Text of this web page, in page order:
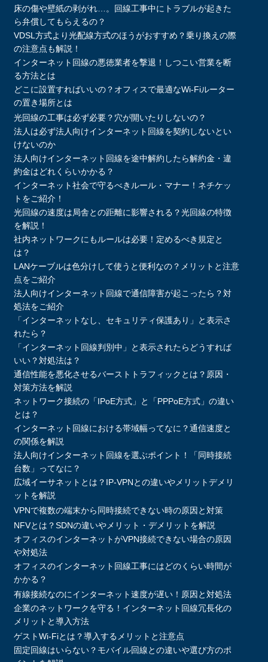
床の傷や壁紙の剥がれ…。回線工事中にトラブルが起きた
ら弁償してもらえるの？
VDSL方式より光配線方式のほうがおすすめ？乗り換えの際
の注意点も解説！
インターネット回線の悪徳業者を撃退！しつこい営業を断
る方法とは
どこに設置すればいいの？オフィスで最適なWi-Fiルーター
の置き場所とは
光回線の工事は必ず必要？穴が開いたりしないの？
法人は必ず法人向けインターネット回線を契約しないとい
けないのか
法人向けインターネット回線を途中解約したら解約金・違
約金はどれくらいかかる？
インターネット社会で守るべきルール・マナー！ネチケッ
トをご紹介！
光回線の速度は局舎との距離に影響される？光回線の特徴
を解説！
社内ネットワークにもルールは必要！定めるべき規定と
は？
LANケーブルは色分けして使うと便利なの？メリットと注意
点をご紹介
法人向けインターネット回線で通信障害が起こったら？対
処法をご紹介
「インターネットなし、セキュリティ保護あり」と表示さ
れたら？
「インターネット回線判別中」と表示されたらどうすれば
いい？対処法は？
通信性能を悪化させるバーストトラフィックとは？原因・
対策方法を解説
ネットワーク接続の「IPoE方式」と「PPPoE方式」の違い
とは？
インターネット回線における帯域幅ってなに？通信速度と
の関係を解説
法人向けインターネット回線を選ぶポイント！「同時接続
台数」ってなに？
広域イーサネットとは？IP-VPNとの違いやメリットデメリ
ットを解説
VPNで複数の端末から同時接続できない時の原因と対策
NFVとは？SDNの違いやメリット・デメリットを解説
オフィスのインターネットがVPN接続できない場合の原因
や対処法
オフィスのインターネット回線工事にはどのくらい時間が
かかる？
有線接続なのにインターネット速度が遅い！原因と対処法
企業のネットワークを守る！インターネット回線冗長化の
メリットと導入方法
ゲストWi-Fiとは？導入するメリットと注意点
固定回線はいらない？モバイル回線との違いや選び方のポ